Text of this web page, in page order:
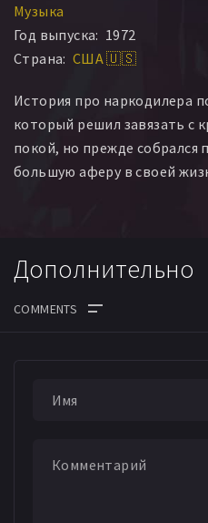
Э. Престон Реддик
Боб Ричардс Нита Майклс
Кертис Мэйфилд Лаки Скотт
Музыка
Год выпуска: 1972
Страна: США 🇺🇸
История про наркодилера
который решил завязать с
покой, но прежде собрался
большую аферу в своей
Дополнительно